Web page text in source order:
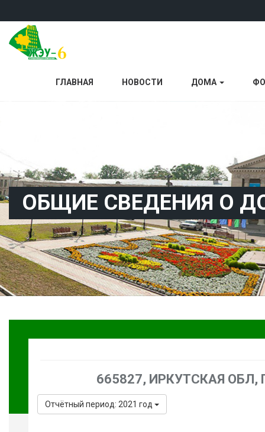
ГЛАВНАЯ НОВОСТИ ДОМА
ОБЩИЕ СВЕДЕНИЯ О
665827, ИРКУТСКАЯ ОБЛ,
Отчётный период: 2021 год